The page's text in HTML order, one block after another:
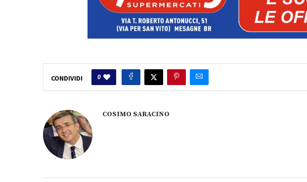
CONDIVIDI 0
COSIMO SARACINO